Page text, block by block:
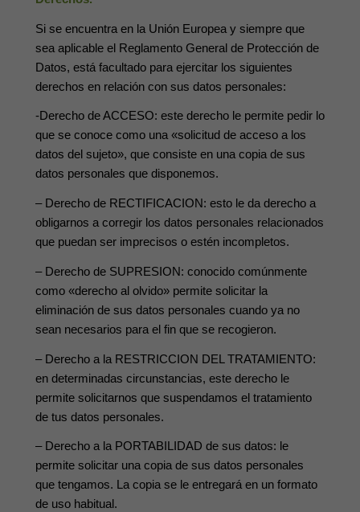
Si se encuentra en la Unión Europea y siempre que
sea aplicable el Reglamento General de Protección de
Datos, está facultado para ejercitar los siguientes
derechos en relación con sus datos personales:
-Derecho de ACCESO: este derecho le permite pedir lo
que se conoce como una «solicitud de acceso a los
datos del sujeto», que consiste en una copia de sus
datos personales que disponemos.
– Derecho de RECTIFICACION: esto le da derecho a
obligarnos a corregir los datos personales relacionados
que puedan ser imprecisos o estén incompletos.
– Derecho de SUPRESION: conocido comúnmente
como «derecho al olvido» permite solicitar la
eliminación de sus datos personales cuando ya no
sean necesarios para el fin que se recogieron.
– Derecho a la RESTRICCION DEL TRATAMIENTO:
en determinadas circunstancias, este derecho le
permite solicitarnos que suspendamos el tratamiento
de tus datos personales.
– Derecho a la PORTABILIDAD de sus datos: le
permite solicitar una copia de sus datos personales
que tengamos. La copia se le entregará en un formato
de uso habitual.